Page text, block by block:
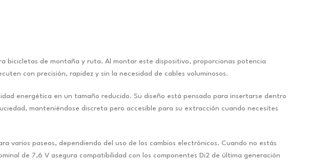
bicicletas de montaña y ruta. Al montar este dispositivo, proporcionas potencia
con precisión, rapidez y sin la necesidad de cables voluminosos.
energética en un tamaño reducido. Su diseño está pensado para insertarse dentro
manteniéndose discreta pero accesible para su extracción cuando necesites
varios paseos, dependiendo del uso de los cambios electrónicos. Cuando no estás
de 7,6 V asegura compatibilidad con los componentes Di2 de última generación